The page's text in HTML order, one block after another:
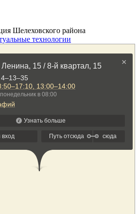
Шелеховского района
технологии